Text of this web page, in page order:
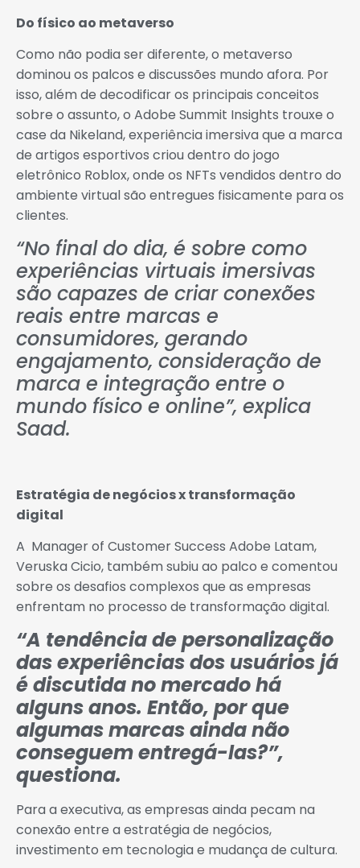
Do físico ao metaverso
Como não podia ser diferente, o metaverso
dominou os palcos e discussões mundo afora. Por
isso, além de decodificar os principais conceitos
sobre o assunto, o Adobe Summit Insights trouxe o
case da Nikeland, experiência imersiva que a marca
de artigos esportivos criou dentro do jogo
eletrônico Roblox, onde os NFTs vendidos dentro do
ambiente virtual são entregues fisicamente para os
clientes.
“No final do dia, é sobre como
experiências virtuais imersivas
são capazes de criar conexões
reais entre marcas e
consumidores, gerando
engajamento, consideração de
marca e integração entre o
mundo físico e online”, explica
Saad.
Estratégia de negócios x transformação
digital
A Manager of Customer Success Adobe Latam,
Veruska Cicio, também subiu ao palco e comentou
sobre os desafios complexos que as empresas
enfrentam no processo de transformação digital.
“A tendência de personalização
das experiências dos usuários já
é discutida no mercado há
alguns anos. Então, por que
algumas marcas ainda não
conseguem entregá-las?”,
questiona.
Para a executiva, as empresas ainda pecam na
conexão entre a estratégia de negócios,
investimento em tecnologia e mudança de cultura.